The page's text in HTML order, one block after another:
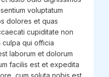
voluptatum
dolores et quas
cupiditate non
culpa qui officia
laborum et dolorum
facilis est et expedita
cum soluta nobis est